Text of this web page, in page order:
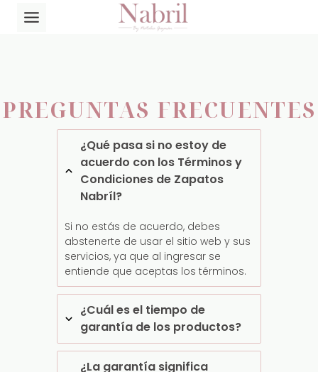
Saltar
PREGUNTAS FRECUENTES
¿Qué pasa si no estoy de
acuerdo con los Términos y
Condiciones de Zapatos
Nabríl?
Si no estás de acuerdo, debes
abstenerte de usar el sitio web y sus
servicios, ya que al ingresar se
entiende que aceptas los términos.
¿Cuál es el tiempo de
garantía de los productos?
¿La garantía significa